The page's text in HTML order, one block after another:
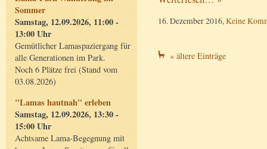
Sommer
Samstag, 12.09.2026, 11:00 -
13:00 Uhr
Gemütlicher Lamaspaziergang für
alle Generationen im Park.
Noch 6 Plätze frei (Stand vom
03.08.2026)
"Lamas hautnah" erleben
Samstag, 12.09.2026, 13:30 -
15:00 Uhr
Achtsame Lama-Begegnung mit
16. Dezember 2016,Keine
« ältere Einträge